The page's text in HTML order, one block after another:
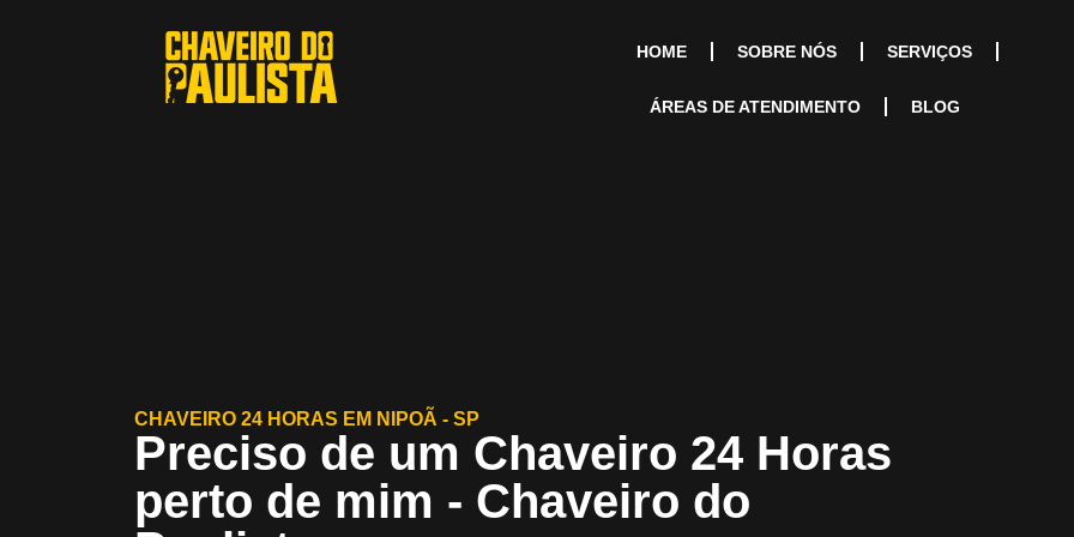
HOME SOBRE NÓS SERVIÇOS
ÁREAS DE ATENDIMENTO BLOG
CHAVEIRO 24 HORAS EM NIPOÃ - SP
Preciso de um Chaveiro 24 Horas
perto de mim - Chaveiro do